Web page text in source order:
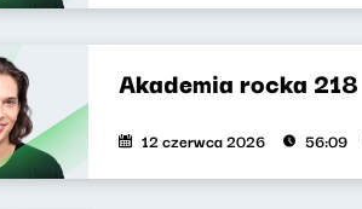
Akademia rocka 218
12 czerwca 2026 56:09